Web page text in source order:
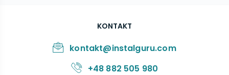
KONTAKT
kontakt@instalguru.com
+48 882 505 980